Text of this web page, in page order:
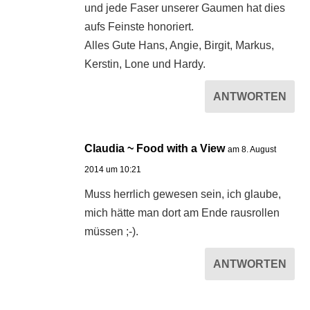
und jede Faser unserer Gaumen hat dies
aufs Feinste honoriert.
Alles Gute Hans, Angie, Birgit, Markus,
Kerstin, Lone und Hardy.
ANTWORTEN
Claudia ~ Food with a View am 8. August
2014 um 10:21
Muss herrlich gewesen sein, ich glaube,
mich hätte man dort am Ende rausrollen
müssen ;-).
ANTWORTEN